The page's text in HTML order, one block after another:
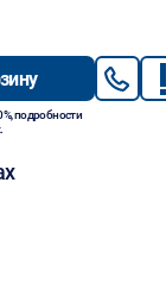
подробности